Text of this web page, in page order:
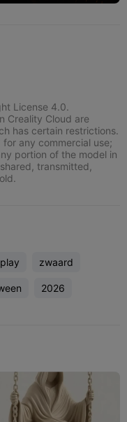
License 4.0.
Creality Cloud are
has certain restrictions.
any commercial use;
portion of the model in
transmitted,
zwaard
2026